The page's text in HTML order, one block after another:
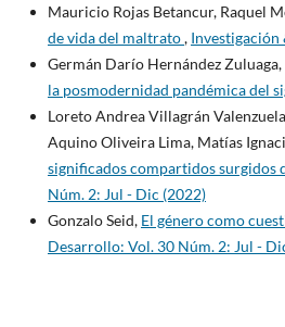
Mauricio Rojas Betancur, Raquel
de vida del maltrato, Investigación
Germán Darío Hernández
la posmodernidad pandémica del
Loreto Andrea Villagrán
Aquino Oliveira Lima, Matías
significados compartidos surgidos
Núm. 2: Jul - Dic (2022)
Gonzalo Seid, El género como
Desarrollo: Vol. 30 Núm. 2: Jul -